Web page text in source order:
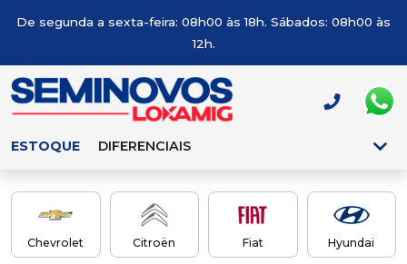
De segunda a sexta-feira: 08h00 às 18h. Sábados: 08h00 às
12h.
ESTOQUE DIFERENCIAIS
Chevrolet Citroën Fiat Hyundai